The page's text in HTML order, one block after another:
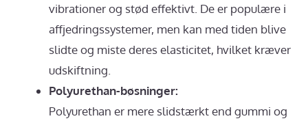
vibrationer og stød effektivt. De er populære i
affjedringssystemer, men kan med tiden blive
slidte og miste deres elasticitet, hvilket kræver
udskiftning.
Polyurethan-bøsninger:
Polyurethan er mere slidstærkt end gummi og